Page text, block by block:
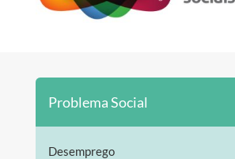
Problema Social
Desemprego